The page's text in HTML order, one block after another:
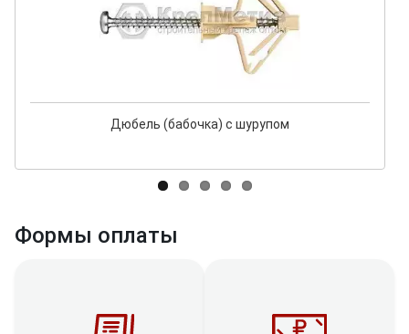
Дюбель (бабочка) с шурупом
Формы оплаты